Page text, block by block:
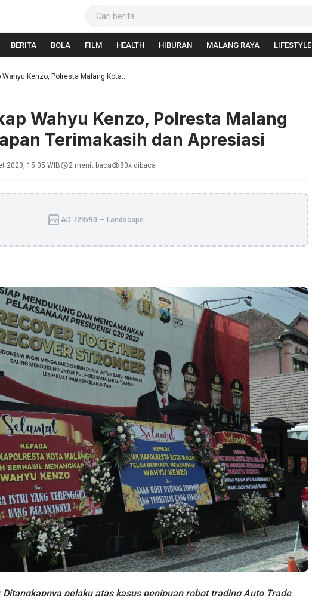
BERITA BOLA FILM HEALTH HIBURAN MALANG RAYA LIFESTYLE
Wahyu Kenzo, Polresta Malang Kota...
Wahyu Kenzo, Polresta Malang
Terimakasih dan Apresiasi
2023, 15:05 WIB 2 menit baca 80x dibaca
AD 728x90 — Landscape
Ditangkapnya pelaku atas kasus penipuan robot trading Auto Trade